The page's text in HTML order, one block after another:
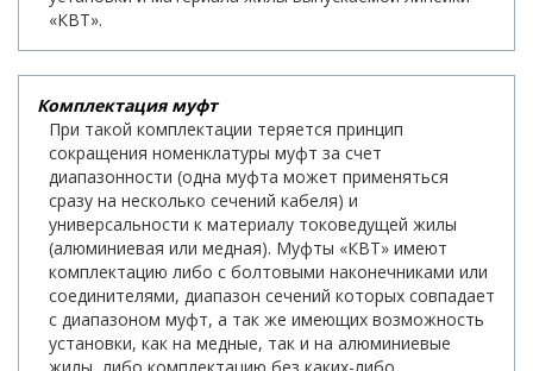
«КВТ».
Комплектация муфт
При такой комплектации теряется принцип
сокращения номенклатуры муфт за счет
диапазонности (одна муфта может применяться
сразу на несколько сечений кабеля) и
универсальности к материалу токоведущей жилы
(алюминиевая или медная). Муфты «КВТ» имеют
комплектацию либо с болтовыми наконечниками или
соединителями, диапазон сечений которых совпадает
с диапазоном муфт, а так же имеющих возможность
установки, как на медные, так и на алюминиевые